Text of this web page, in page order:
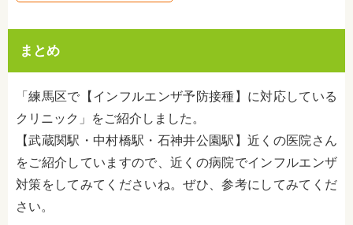
まとめ
「練馬区で【インフルエンザ予防接種】に対応している
クリニック」をご紹介しました。
【武蔵関駅・中村橋駅・石神井公園駅】近くの医院さん
をご紹介していますので、近くの病院でインフルエンザ
対策をしてみてくださいね。ぜひ、参考にしてみてくだ
さい。